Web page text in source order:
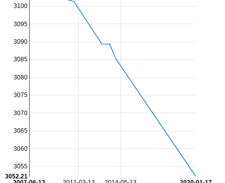
3055
3060
3065
3070
3075
3080
3085
3090
3095
3100
3052.21